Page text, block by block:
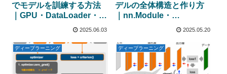
でモデルを訓練する方法
｜GPU・DataLoader・訓
練ループを体系的に理解
2025.06.03
デルの全体構造と作り方
｜nn.Module・
Sequential・ModuleList
2025.05.20
ディープラーニング ディープラーニング